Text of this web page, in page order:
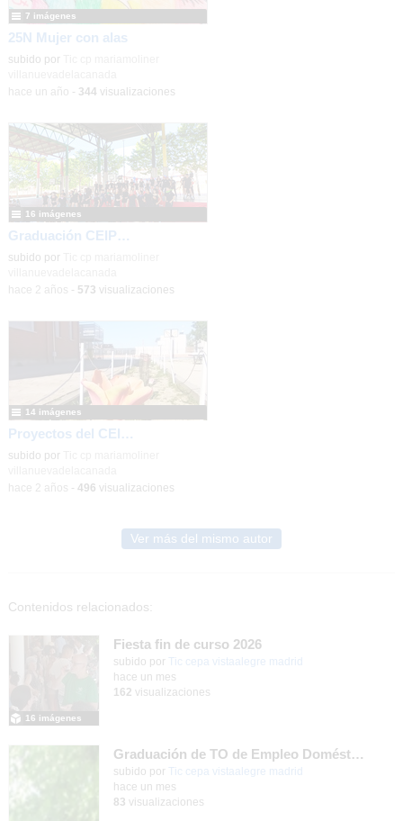
25N Mujer con alas
subido por
7 imágenes
hace un año - 344 visualizaciones
Graduación CEIPSO María Moliner 2024
subido por
16 imágenes
hace 2 años - 573 visualizaciones
Proyectos del CEIPSO María Moliner 23-24
subido por
14 imágenes
hace 2 años - 496 visualizaciones
Ver más del mismo autor
Contenidos relacionados:
Fiesta fin de curso 2026
subido por Tic cepa vistaalegre madrid
16 imágenes
hace un mes
162 visualizaciones
Graduación de TO de Empleo Doméstico
subido por Tic cepa vistaalegre madrid
hace un mes
83 visualizaciones
2/16
Final de